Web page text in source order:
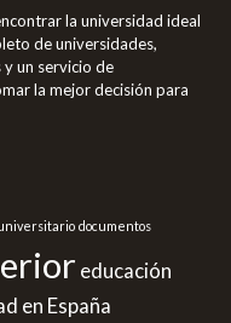
la universidad ideal
de universidades,
un servicio de
la mejor decisión para
documentos
educación
en España